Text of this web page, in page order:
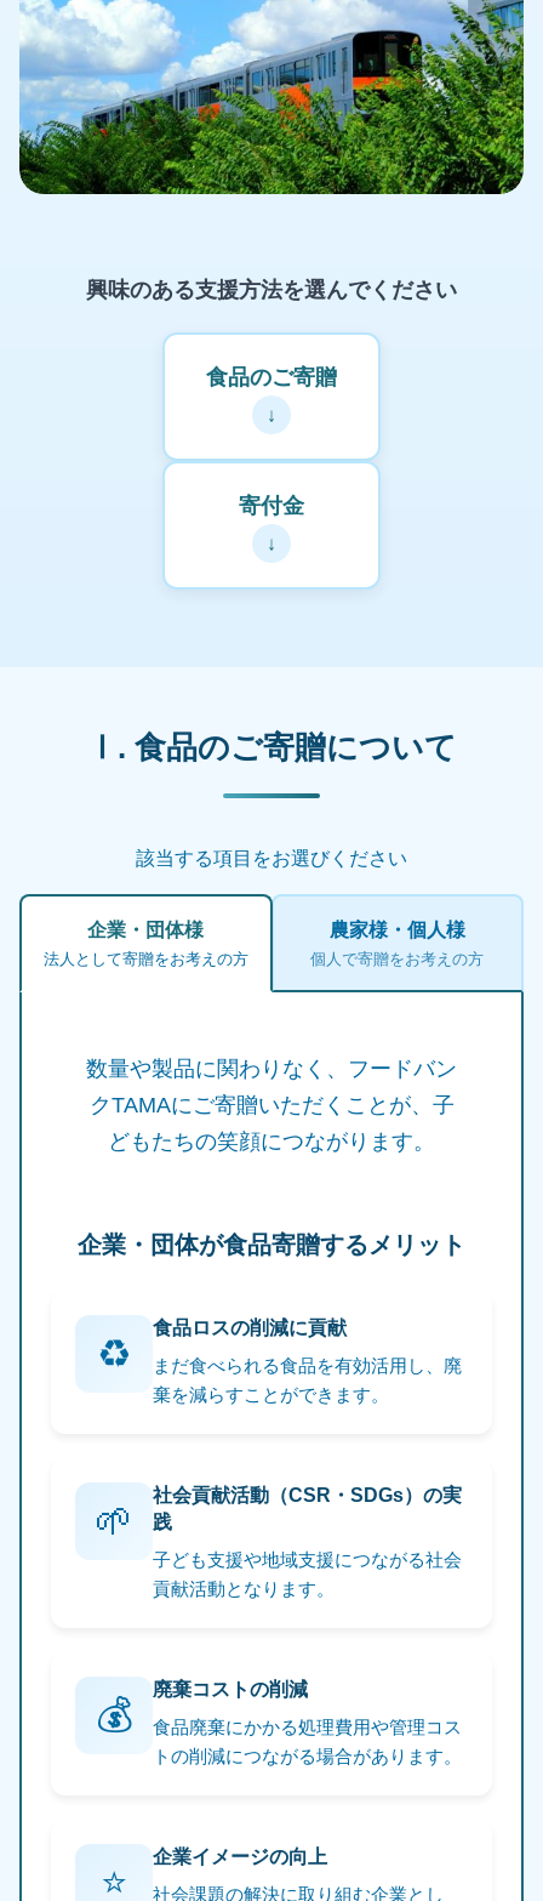
興味のある支援方法を選んでください
食品のご寄贈
↓
寄付金
↓
Ⅰ. 食品のご寄贈について
該当する項目をお選びください
企業・団体様
法人として寄贈をお考えの方
農家様・個人様
個人で寄贈をお考えの方
数量や製品に関わりなく、フードバン
クTAMAにご寄贈いただくことが、 子
どもたちの笑顔につながります。
企業・団体が食品寄贈するメリット
♻️
食品ロスの削減に貢献
まだ食べられる食品を有効活用し、廃
棄を減らすことができます。
🌱
社会貢献活動（CSR・SDGs）の実
践
子ども支援や地域支援につながる社会
貢献活動となります。
💰
廃棄コストの削減
食品廃棄にかかる処理費用や管理コス
トの削減につながる場合があります。
⭐
企業イメージの向上
社会課題の解決に取り組む企業とし